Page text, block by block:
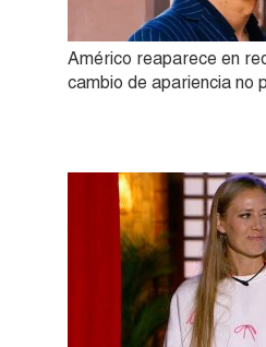
Américo reaparece en
cambio de apariencia no